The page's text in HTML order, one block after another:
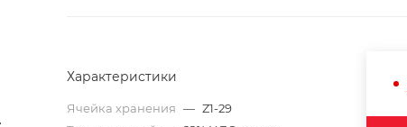
Характеристики
Ячейка хранения — Z1-29